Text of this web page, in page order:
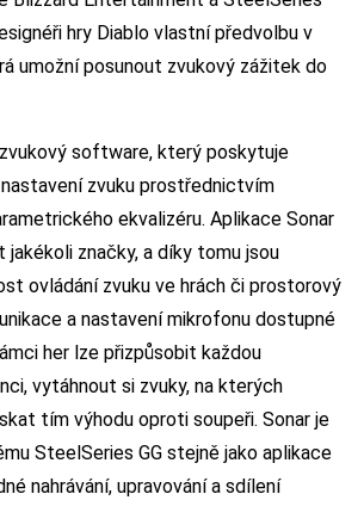
hry Diablo vlastní předvolbu v
umožní posunout zvukový zážitek do
software, který poskytuje
zvuku prostřednictvím
ekvalizéru. Aplikace Sonar
jakékoli značky, a díky tomu jsou
ovládání zvuku ve hrách či prostorový
a nastavení mikrofonu dostupné
her lze přizpůsobit každou
vytáhnout si zvuky, na kterých
tím výhodu oproti soupeři. Sonar je
SteelSeries GG stejně jako aplikace
nahrávání, upravování a sdílení